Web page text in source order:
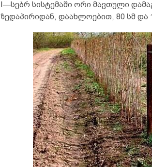
I—სებრ სისტემაში ორი მავთული
ზედაპირიდან, დაახლოებით, 80 სმ და